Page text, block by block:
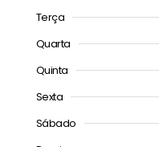
Terça
Quarta
Quinta
Sexta
Sábado